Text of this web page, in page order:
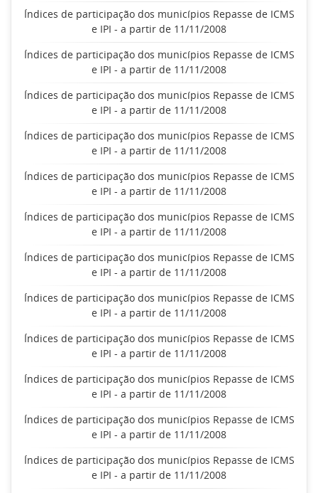
Índices de participação dos municípios Repasse de ICMS
e IPI - a partir de 11/11/2008
Índices de participação dos municípios Repasse de ICMS
e IPI - a partir de 11/11/2008
Índices de participação dos municípios Repasse de ICMS
e IPI - a partir de 11/11/2008
Índices de participação dos municípios Repasse de ICMS
e IPI - a partir de 11/11/2008
Índices de participação dos municípios Repasse de ICMS
e IPI - a partir de 11/11/2008
Índices de participação dos municípios Repasse de ICMS
e IPI - a partir de 11/11/2008
Índices de participação dos municípios Repasse de ICMS
e IPI - a partir de 11/11/2008
Índices de participação dos municípios Repasse de ICMS
e IPI - a partir de 11/11/2008
Índices de participação dos municípios Repasse de ICMS
e IPI - a partir de 11/11/2008
Índices de participação dos municípios Repasse de ICMS
e IPI - a partir de 11/11/2008
Índices de participação dos municípios Repasse de ICMS
e IPI - a partir de 11/11/2008
Índices de participação dos municípios Repasse de ICMS
e IPI - a partir de 11/11/2008